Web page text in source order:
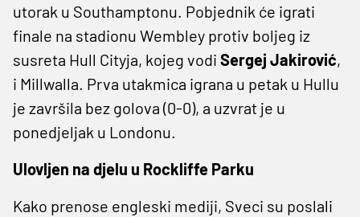
utorak u Southamptonu. Pobjednik će igrati
finale na stadionu Wembley protiv boljeg iz
susreta Hull Cityja, kojeg vodi Sergej Jakirović,
i Millwalla. Prva utakmica igrana u petak u Hullu
je završila bez golova (0-0), a uzvrat je u
ponedjeljak u Londonu.
Ulovljen na djelu u Rockliffe Parku
Kako prenose engleski mediji, Sveci su poslali